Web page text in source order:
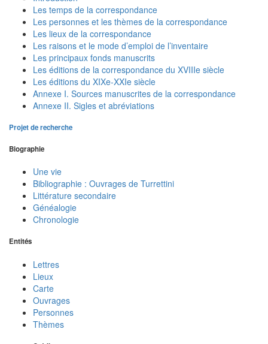
Les temps de la correspondance
Les personnes et les thèmes de la correspondance
Les lieux de la correspondance
Les raisons et le mode d’emploi de l’inventaire
Les principaux fonds manuscrits
Les éditions de la correspondance du XVIIIe siècle
Les éditions du XIXe-XXIe siècle
Annexe I. Sources manuscrites de la correspondance
Annexe II. Sigles et abréviations
Projet de recherche
Biographie
Une vie
Bibliographie : Ouvrages de Turrettini
Littérature secondaire
Généalogie
Chronologie
Entités
Lettres
Lieux
Carte
Ouvrages
Personnes
Thèmes